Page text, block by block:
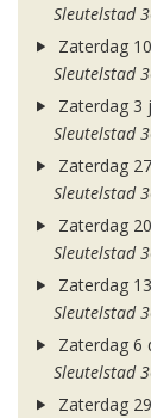
Sleutelstad
Zaterdag
Sleutelstad
Zaterdag 3
Sleutelstad
Zaterdag
Sleutelstad
Zaterdag
Sleutelstad
Zaterdag
Sleutelstad
Zaterdag 6
Sleutelstad
Zaterdag